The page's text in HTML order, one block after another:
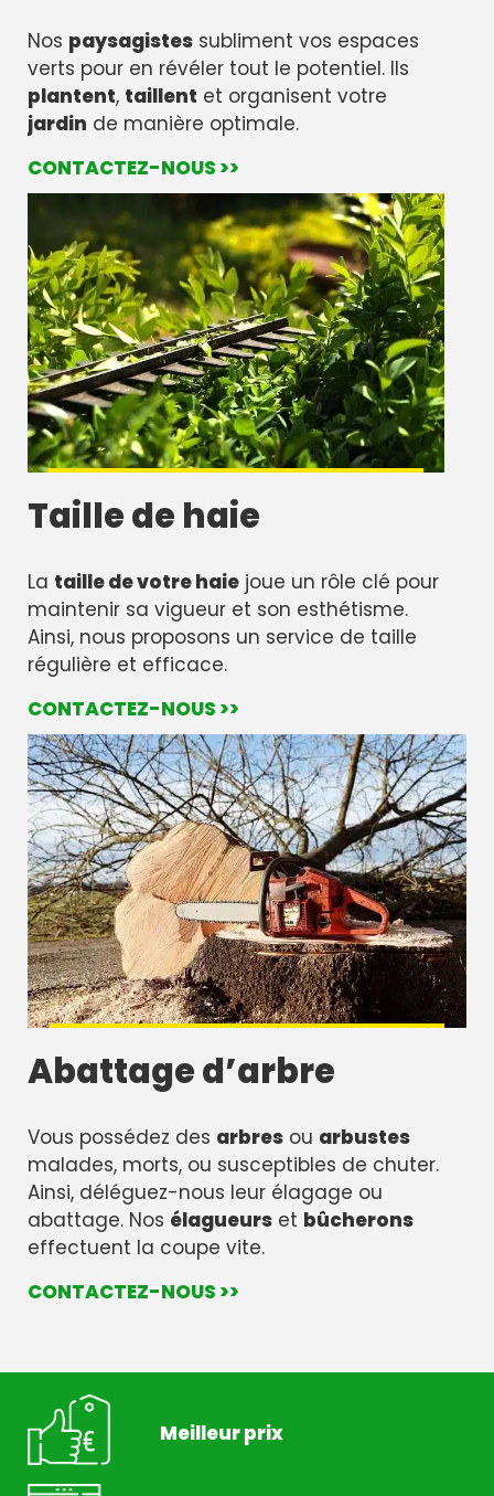
Nos paysagistes subliment vos espaces
verts pour en révéler tout le potentiel. Ils
plantent, taillent et organisent votre
jardin de manière optimale.
CONTACTEZ-NOUS >>
Taille de haie
La taille de votre haie joue un rôle clé pour
maintenir sa vigueur et son esthétisme.
Ainsi, nous proposons un service de taille
régulière et efficace.
CONTACTEZ-NOUS >>
Abattage d’arbre
Vous possédez des arbres ou arbustes
malades, morts, ou susceptibles de chuter.
Ainsi, déléguez-nous leur élagage ou
abattage. Nos élagueurs et bûcherons
effectuent la coupe vite.
CONTACTEZ-NOUS >>
Meilleur prix